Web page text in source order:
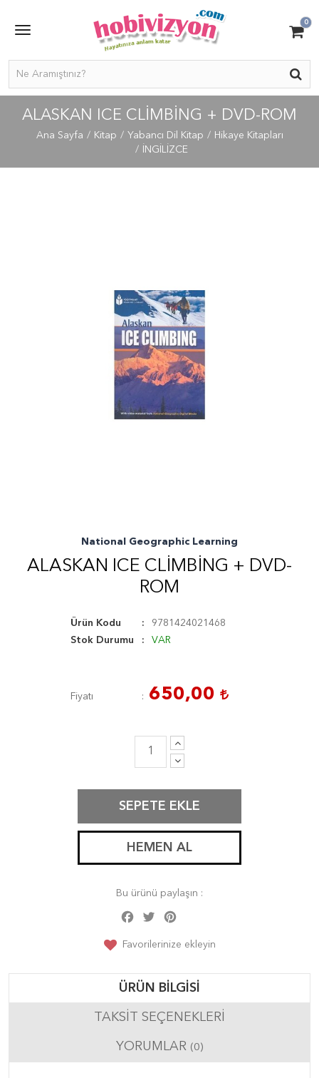
0
ALASKAN ICE CLIMBING + DVD-ROM
Ana Sayfa Kitap Yabancı Dil Kitap
Hikaye Kitapları
İNGİLİZCE
National Geographic Learning
ALASKAN ICE CLIMBING + DVD-
ROM
Ürün Kodu
9781424021468
Stok Durumu
VAR
Fiyatı 650,00
SEPETE EKLE
HEMEN AL
Bu ürünü paylaşın :
Facebook
Twitter
Favorilerinize ekleyin
ÜRÜN BILGISI
TAKSIT SEÇENEKLERI
YORUMLAR (0)